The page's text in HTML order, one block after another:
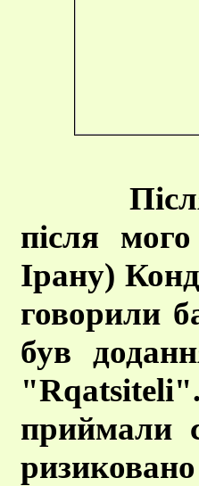
після
Ірану)
говорили
був
приймали